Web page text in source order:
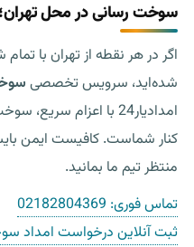
سوخت رسانی در محل
اگر در هر نقطه از تهران با
شده‌اید، سرویس تخصصی
امدادیار24 با اعزام
کنار شماست. کافیست ایمن
منتظر تیم ما بمانید.
تماس فوری: 02182804369
ثبت آنلاین درخواست امداد